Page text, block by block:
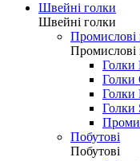
Швейні голки
Швейні голки
Промислові
Промислові
Голки
Голки
Голки
Голки
Побутові
Побутові